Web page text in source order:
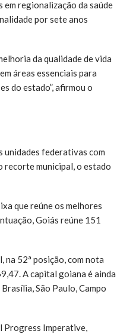
em regionalização da saúde
por sete anos
da qualidade de vida
áreas essenciais para
do estado”, afirmou o
unidades federativas com
recorte municipal, o estado
que reúne os melhores
Goiás reúne 151
na 52ª posição, com nota
A capital goiana é ainda
São Paulo, Campo
Progress Imperative,